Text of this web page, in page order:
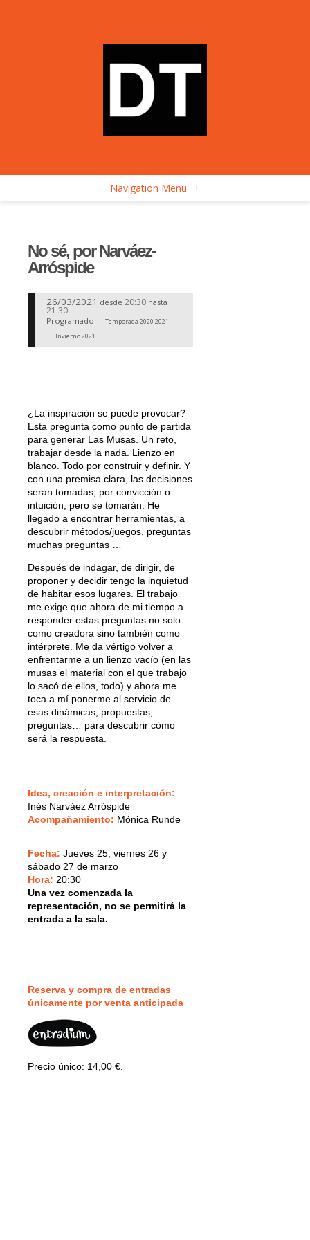
Navigation Menu +
No sé, por Narváez-
Arróspide
26/03/2021 desde 20:30 hasta
21:30
Programado
Temporada 2020 2021
Invierno 2021
¿La inspiración se puede provocar?
Esta pregunta como punto de partida
para generar Las Musas. Un reto,
trabajar desde la nada. Lienzo en
blanco. Todo por construir y definir. Y
con una premisa clara, las decisiones
serán tomadas, por convicción o
intuición, pero se tomarán. He
llegado a encontrar herramientas, a
descubrir métodos/juegos, preguntas
muchas preguntas …
Después de indagar, de dirigir, de
proponer y decidir tengo la inquietud
de habitar esos lugares. El trabajo
me exige que ahora de mi tiempo a
responder estas preguntas no solo
como creadora sino también como
intérprete. Me da vértigo volver a
enfrentarme a un lienzo vacío (en las
musas el material con el que trabajo
lo sacó de ellos, todo) y ahora me
toca a mí ponerme al servicio de
esas dinámicas, propuestas,
preguntas… para descubrir cómo
será la respuesta.
Idea, creación e interpretación:
Inés Narváez Arróspide
Acompañamiento: Mónica Runde
Fecha: Jueves 25, viernes 26 y
sábado 27 de marzo
Hora: 20:30
Una vez comenzada la
representación, no se permitirá la
entrada a la sala.
Reserva y compra de entradas
únicamente por venta anticipada
Precio único: 14,00 €.